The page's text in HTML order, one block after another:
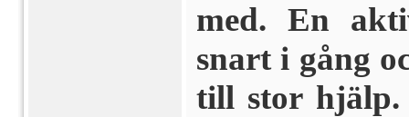
med. En
snart i gång
till stor hjälp.